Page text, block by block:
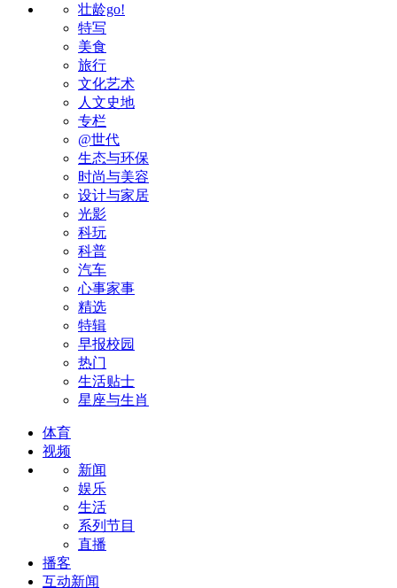
壮龄go!
特写
美食
旅行
文化艺术
人文史地
专栏
@世代
生态与环保
时尚与美容
设计与家居
光影
科玩
科普
汽车
心事家事
精选
特辑
早报校园
热门
生活贴士
星座与生肖
体育
视频
新闻
娱乐
生活
系列节目
直播
播客
互动新闻